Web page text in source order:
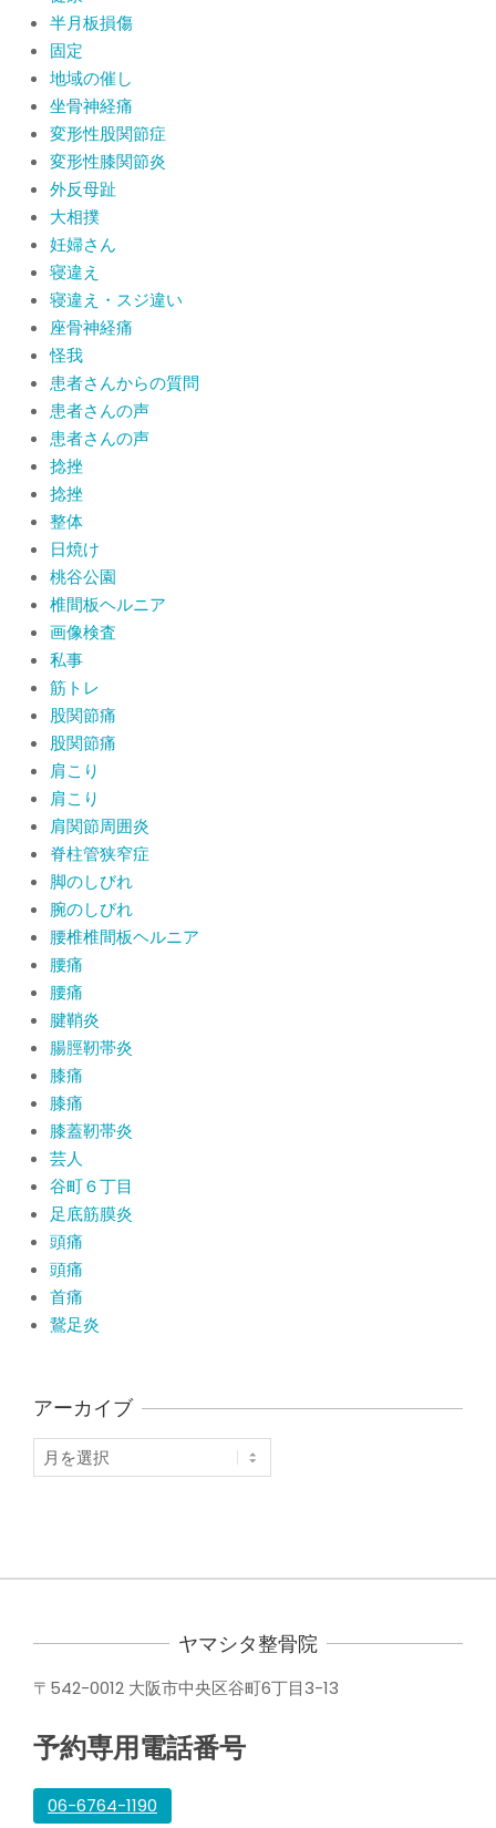
半月板損傷
固定
地域の催し
坐骨神経痛
変形性股関節症
変形性膝関節炎
外反母趾
大相撲
妊婦さん
寝違え
寝違え・スジ違い
座骨神経痛
怪我
患者さんからの質問
患者さんの声
患者さんの声
捻挫
捻挫
整体
日焼け
桃谷公園
椎間板ヘルニア
画像検査
私事
筋トレ
股関節痛
股関節痛
肩こり
肩こり
肩関節周囲炎
脊柱管狭窄症
脚のしびれ
腕のしびれ
腰椎椎間板ヘルニア
腰痛
腰痛
腱鞘炎
腸脛靭帯炎
膝痛
膝痛
膝蓋靭帯炎
芸人
谷町６丁目
足底筋膜炎
頭痛
頭痛
首痛
鵞足炎
アーカイブ
ア
ー
ヤマシタ整骨院
〒542-0012 大阪市中央区谷町6丁目3-13
予約専用電話番号
06-6764-1190